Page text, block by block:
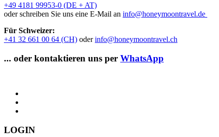
+49 4181 99953-0 (DE + AT)
oder schreiben Sie uns eine E-Mail an info@honeymoontravel.de
Für Schweizer:
+41 32 661 00 64 (CH) oderinfo@honeymoontravel.ch
... oder kontaktieren uns per WhatsApp
LOGIN